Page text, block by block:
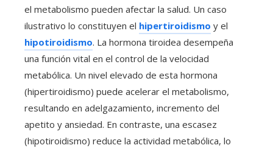
el metabolismo pueden afectar la salud. Un caso
ilustrativo lo constituyen el hipertiroidismo y el
hipotiroidismo. La hormona tiroidea desempeña
una función vital en el control de la velocidad
metabólica. Un nivel elevado de esta hormona
(hipertiroidismo) puede acelerar el metabolismo,
resultando en adelgazamiento, incremento del
apetito y ansiedad. En contraste, una escasez
(hipotiroidismo) reduce la actividad metabólica, lo